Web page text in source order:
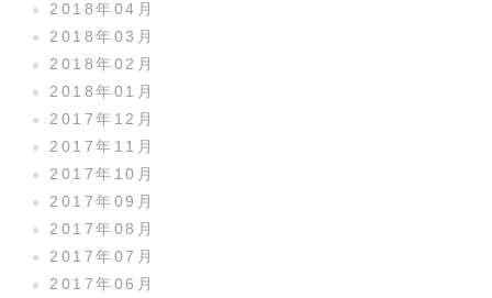
2018年04月
2018年03月
2018年02月
2018年01月
2017年12月
2017年11月
2017年10月
2017年09月
2017年08月
2017年07月
2017年06月